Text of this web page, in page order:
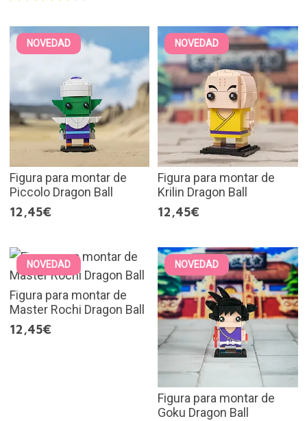
NOVEDAD
Figura para montar de
Piccolo Dragon Ball
12,45€
NOVEDAD
Figura para montar de
Krilin Dragon Ball
12,45€
NOVEDAD
Figura para montar de
Master Rochi Dragon Ball
12,45€
NOVEDAD
Figura para montar de
Goku Dragon Ball